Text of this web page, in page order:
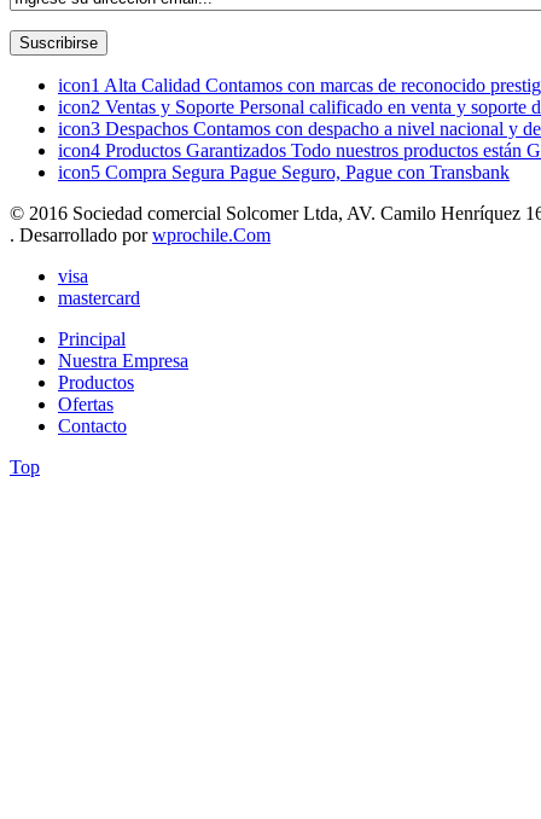
icon1 Alta Calidad Contamos con marcas de reconocido
icon2 Ventas y Soporte Personal calificado en venta y soporte
icon3 Despachos Contamos con despacho a nivel nacional y
icon4 Productos Garantizados Todo nuestros productos están
icon5 Compra Segura Pague Seguro, Pague con Transbank
© 2016 Sociedad comercial Solcomer Ltda, AV. Camilo Henríquez
. Desarrollado porwprochile.Com
visa
mastercard
Principal
Nuestra Empresa
Productos
Ofertas
Contacto
Top